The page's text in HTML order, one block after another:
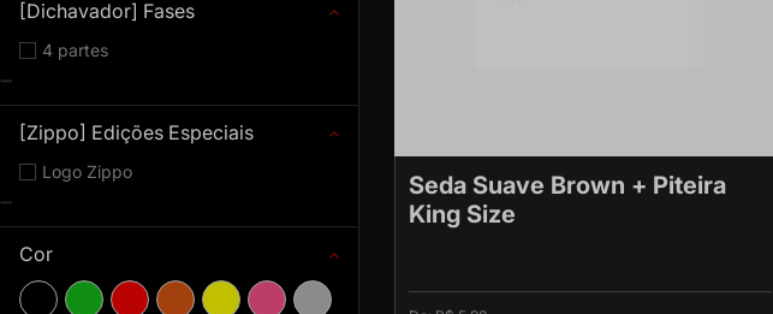
Seda Suave Brown + Piteira
King Size
[Dichavador] Fases
4 partes
[Zippo] Edições Especiais
Logo Zippo
Cor